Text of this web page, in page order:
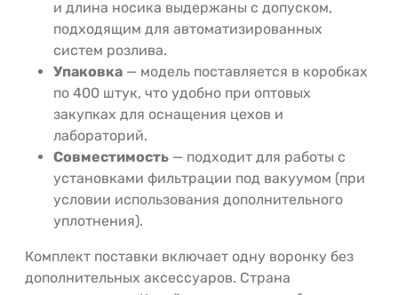
и длина носика выдержаны с допуском,
подходящим для автоматизированных
систем розлива.
Упаковка — модель поставляется в коробках
по 400 штук, что удобно при оптовых
закупках для оснащения цехов и
лабораторий.
Совместимость — подходит для работы с
установками фильтрации под вакуумом (при
условии использования дополнительного
уплотнения).
Комплект поставки включает одну воронку без
дополнительных аксессуаров. Страна